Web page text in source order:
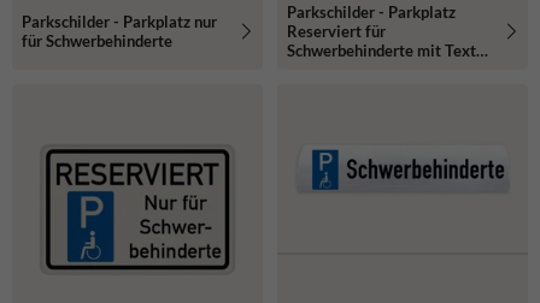
Parkschilder - Parkplatz nur
für Schwerbehinderte
Parkschilder - Parkplatz
Reserviert für
Schwerbehinderte mit Text